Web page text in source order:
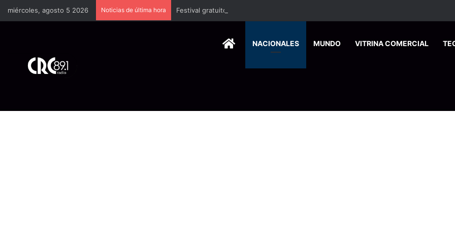
miércoles, agosto 5 2026 Noticias de última hora Festival gratuito abrirá celebración del Mes Histórico de la Afrodescendencia este
HOMENACIONALES MUNDO VITRINA COMERCIAL